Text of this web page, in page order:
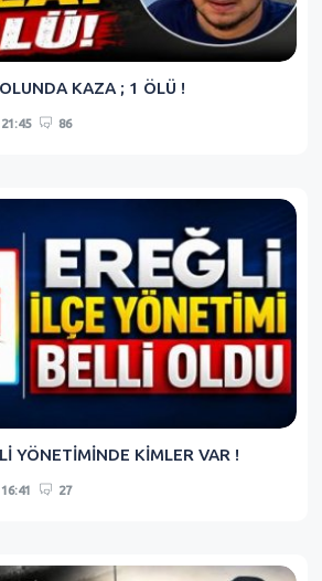
KAZA ; 1 ÖLÜ !
86
YÖNETİMİNDE KİMLER VAR !
27